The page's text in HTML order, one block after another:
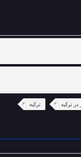
در ترکیه ترکیه